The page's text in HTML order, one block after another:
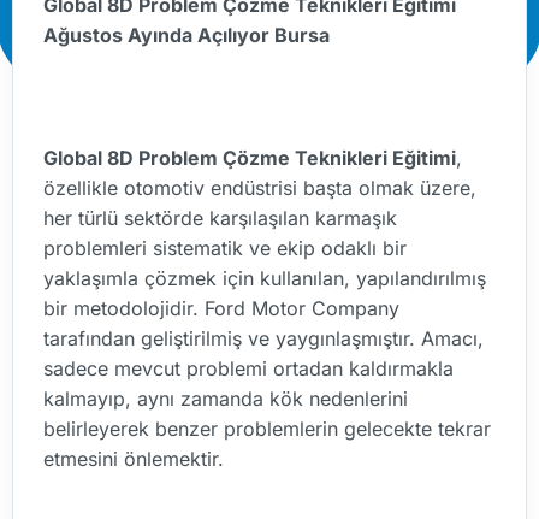
Global 8D Problem Çözme Teknikleri Eğitimi
Ağustos Ayında Açılıyor Bursa
Global 8D Problem Çözme Teknikleri Eğitimi,
özellikle otomotiv endüstrisi başta olmak üzere,
her türlü sektörde karşılaşılan karmaşık
problemleri sistematik ve ekip odaklı bir
yaklaşımla çözmek için kullanılan, yapılandırılmış
bir metodolojidir. Ford Motor Company
tarafından geliştirilmiş ve yaygınlaşmıştır. Amacı,
sadece mevcut problemi ortadan kaldırmakla
kalmayıp, aynı zamanda kök nedenlerini
belirleyerek benzer problemlerin gelecekte tekrar
etmesini önlemektir.